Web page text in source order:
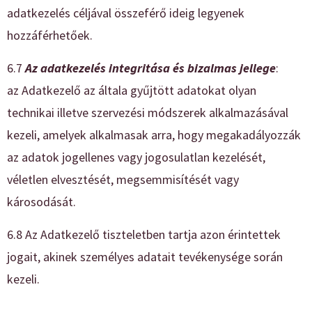
adatkezelés céljával összeférő ideig legyenek
hozzáférhetőek.
6.7Az adatkezelés integritása és bizalmas jellege:
az Adatkezelő az általa gyűjtött adatokat olyan
technikai illetve szervezési módszerek alkalmazásával
kezeli, amelyek alkalmasak arra, hogy megakadályozzák
az adatok jogellenes vagy jogosulatlan kezelését,
véletlen elvesztését, megsemmisítését vagy
károsodását.
6.8 Az Adatkezelő tiszteletben tartja azon érintettek
jogait, akinek személyes adatait tevékenysége során
kezeli.